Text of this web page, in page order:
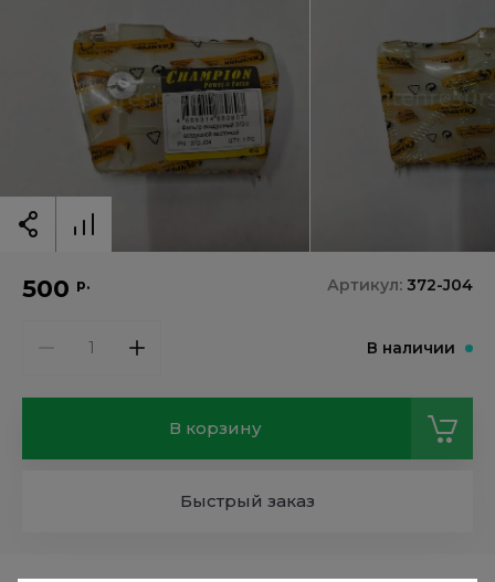
500 р. Артикул: 372-J04
В наличии
В корзину
Быстрый заказ